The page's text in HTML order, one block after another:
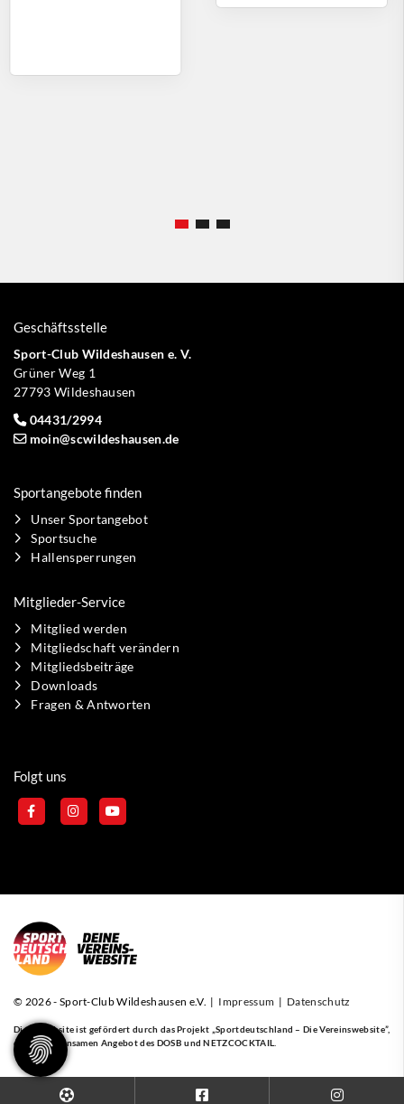
Geschäftsstelle
Sport-Club Wildeshausen e. V.
Grüner Weg 1
27793 Wildeshausen
04431/2994
moin@scwildeshausen.de
Sportangebote finden
Unser Sportangebot
Sportsuche
Hallensperrungen
Mitglieder-Service
Mitglied werden
Mitgliedschaft verändern
Mitgliedsbeiträge
Downloads
Fragen & Antworten
Folgt uns
© 2026 - Sport-Club Wildeshausen e.V. | Impressum | Datenschutz
Diese Website ist gefördert durch das Projekt „Sportdeutschland – Die Vereinswebsite”,
einem gemeinsamen Angebot des DOSB und NETZCOCKTAIL.